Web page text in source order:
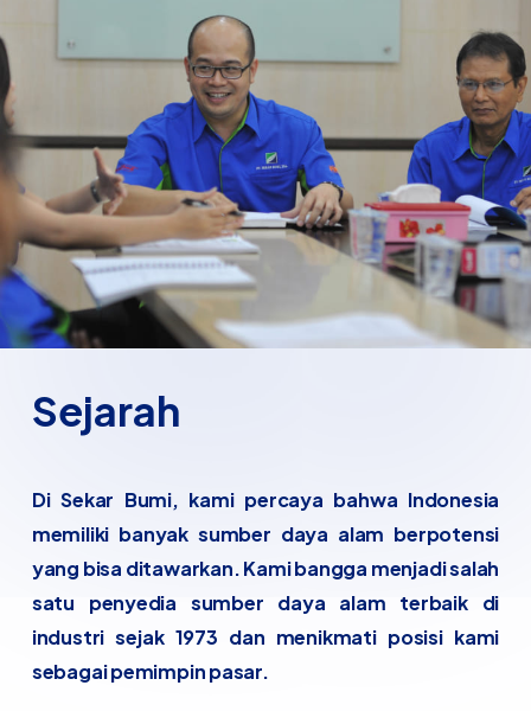
Sejarah
Di Sekar Bumi, kami percaya bahwa Indonesia
memiliki banyak sumber daya alam berpotensi
yang bisa ditawarkan. Kami bangga menjadi salah
satu penyedia sumber daya alam terbaik di
industri sejak 1973 dan menikmati posisi kami
sebagai pemimpin pasar.